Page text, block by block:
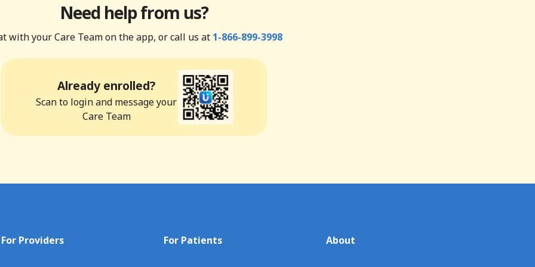
Need help from us?
with your Care Team on the app, or call us at 1-866-899-3998
Already enrolled?
Scan to login and message your
Care Team
For Providers For Patients About